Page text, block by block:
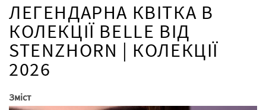
ЛЕГЕНДАРНА КВІТКА В
КОЛЕКЦІЇ BELLE ВІД
STENZHORN | КОЛЕКЦІЇ
2026
Зміст